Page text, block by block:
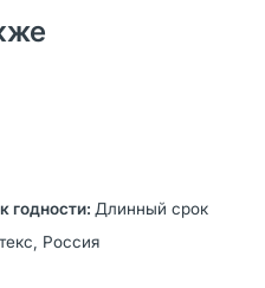
Длинный срок
Россия